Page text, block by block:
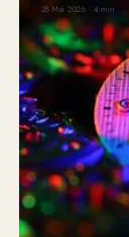
28 Mai 2026 · 4 min